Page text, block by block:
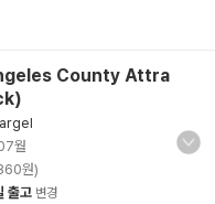
County Attra
월
원)
출고 변경